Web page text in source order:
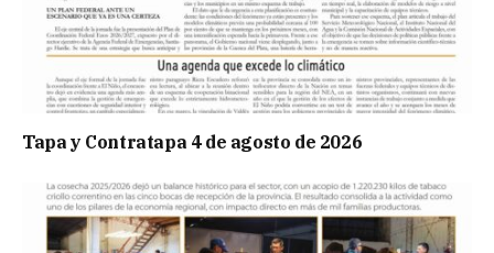
Tapa y Contratapa 4 de agosto de 2026